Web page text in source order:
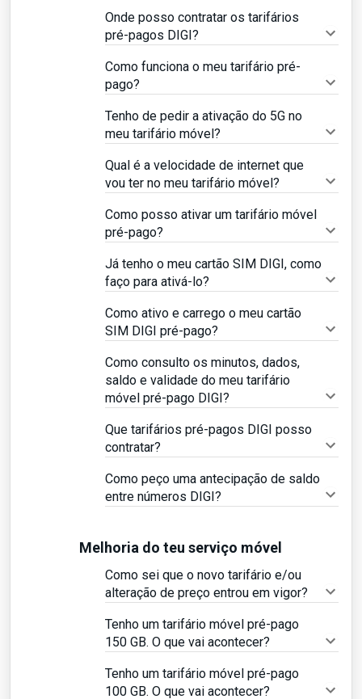
Onde posso contratar os tarifários
pré-pagos DIGI?
Como funciona o meu tarifário pré-
pago?
Tenho de pedir a ativação do 5G no
meu tarifário móvel?
Qual é a velocidade de internet que
vou ter no meu tarifário móvel?
Como posso ativar um tarifário móvel
pré-pago?
Já tenho o meu cartão SIM DIGI, como
faço para ativá-lo?
Como ativo e carrego o meu cartão
SIM DIGI pré-pago?
Como consulto os minutos, dados,
saldo e validade do meu tarifário
móvel pré-pago DIGI?
Que tarifários pré-pagos DIGI posso
contratar?
Como peço uma antecipação de saldo
entre números DIGI?
Melhoria do teu serviço móvel
Como sei que o novo tarifário e/ou
alteração de preço entrou em vigor?
Tenho um tarifário móvel pré-pago
150 GB. O que vai acontecer?
Tenho um tarifário móvel pré-pago
100 GB. O que vai acontecer?